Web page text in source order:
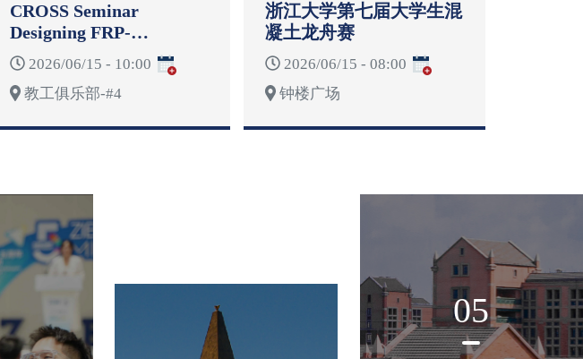
CROSS Seminar
Designing FRP-
Reinforced Concrete
Structures for
Deformability
2026/06/15 - 10:00
教工俱乐部-#4
浙江大学第七届大学生混
凝土龙舟赛
2026/06/15 - 08:00
钟楼广场
05